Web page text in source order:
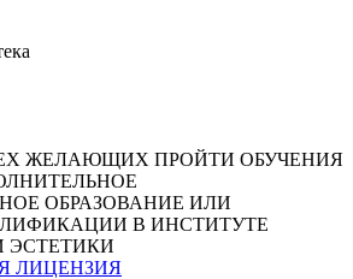
ЖЕЛАЮЩИХ ПРОЙТИ ОБУЧЕНИЯ
ОБРАЗОВАНИЕ ИЛИ
В ИНСТИТУТЕ
ЭСТЕТИКИ
ЛИЦЕНЗИЯ